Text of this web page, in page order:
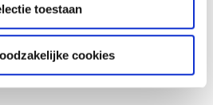
toestaan
cookies
Cato en traditionele